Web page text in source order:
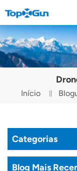
Início
Categorias
Blog Mais